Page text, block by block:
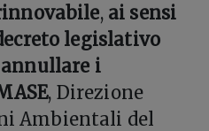
,ai sensi
legislativo
annullare i
, Direzione
Ambientali del